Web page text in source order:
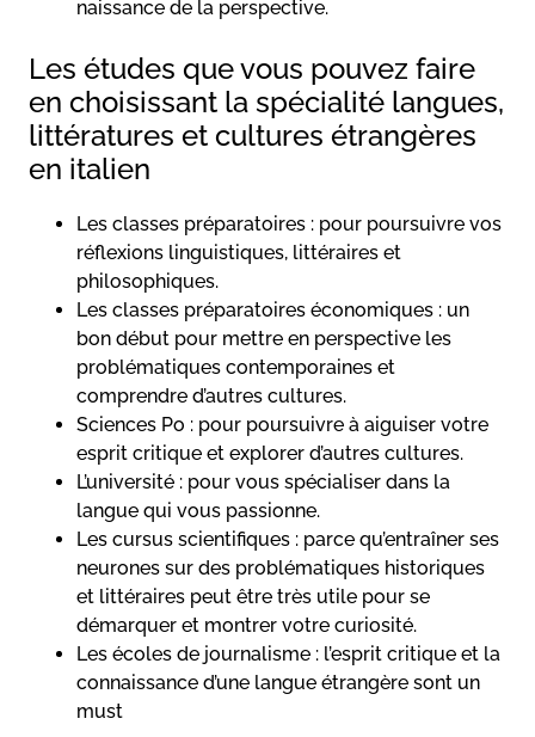
naissance de la perspective.
Les études que vous pouvez faire
en choisissant la spécialité langues,
littératures et cultures étrangères
en italien
Les classes préparatoires : pour poursuivre vos
réflexions linguistiques, littéraires et
philosophiques.
Les classes préparatoires économiques : un
bon début pour mettre en perspective les
problématiques contemporaines et
comprendre d’autres cultures.
Sciences Po : pour poursuivre à aiguiser votre
esprit critique et explorer d’autres cultures.
L’université : pour vous spécialiser dans la
langue qui vous passionne.
Les cursus scientifiques : parce qu’entraîner ses
neurones sur des problématiques historiques
et littéraires peut être très utile pour se
démarquer et montrer votre curiosité.
Les écoles de journalisme : l’esprit critique et la
connaissance d’une langue étrangère sont un
must